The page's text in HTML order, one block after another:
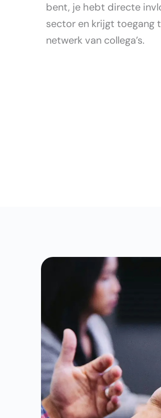
bent, je hebt directe
sector en krijgt toegang
netwerk van collega’s.